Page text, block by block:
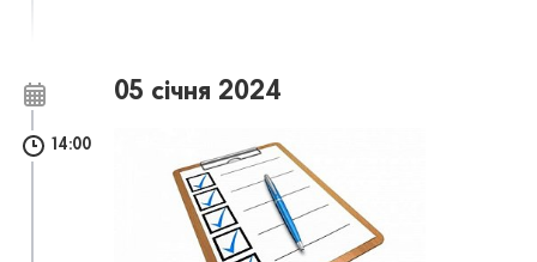
05 січня 2024
14:00